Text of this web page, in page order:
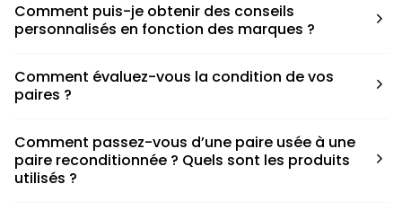
Comment puis-je obtenir des conseils
personnalisés en fonction des marques ?
pour déterminer la taille appropriée, que ce soit une taille
en dessous, au-dessus ou correspondant à votre taille
Comment évaluez-vous la condition de vos
paires ?
défauts spécifiques de chaque paire.
Comment passez-vous d’une paire usée à une
paire reconditionnée ? Quels sont les produits
utilisés ?